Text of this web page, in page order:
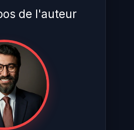
de l'auteur